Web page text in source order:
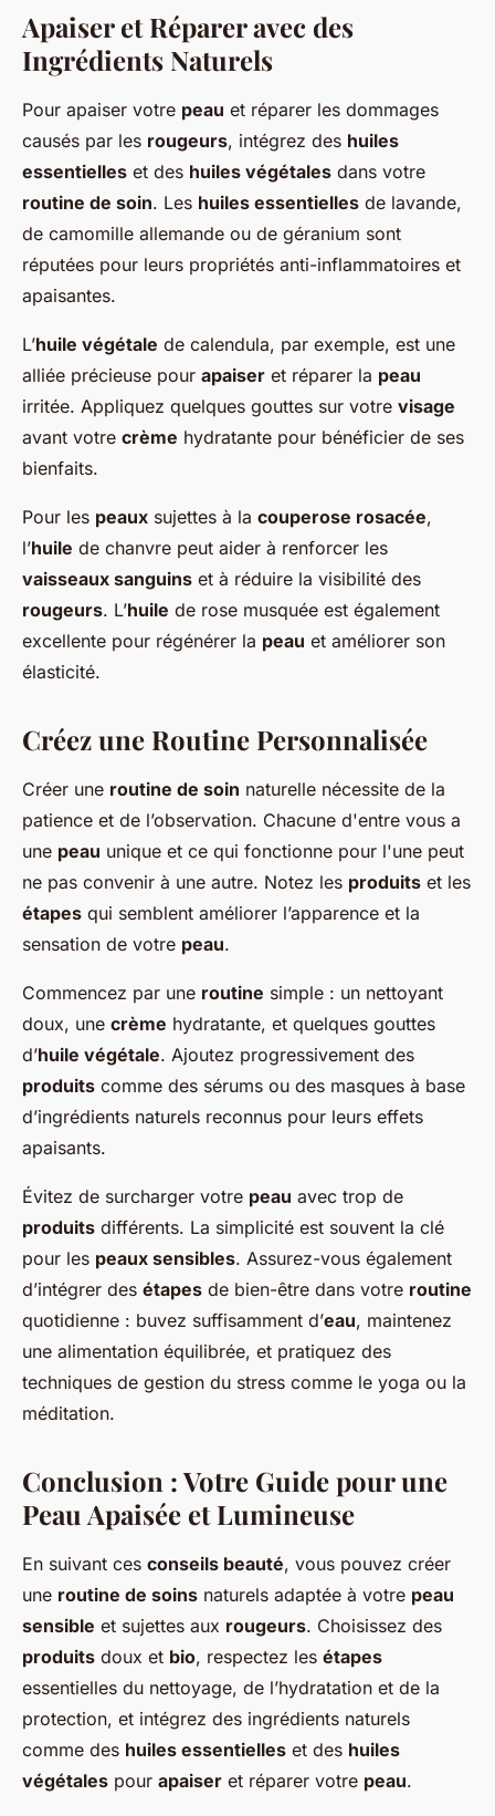
Apaiser et Réparer avec des
Ingrédients Naturels
Pour apaiser votre peau et réparer les dommages
causés par les rougeurs, intégrez des huiles
essentielles et des huiles végétales dans votre
routine de soin. Les huiles essentielles de lavande,
de camomille allemande ou de géranium sont
réputées pour leurs propriétés anti-inflammatoires et
apaisantes.
L’huile végétale de calendula, par exemple, est une
alliée précieuse pour apaiser et réparer la peau
irritée. Appliquez quelques gouttes sur votre visage
avant votre crème hydratante pour bénéficier de ses
bienfaits.
Pour les peaux sujettes à la couperose rosacée,
l’huile de chanvre peut aider à renforcer les
vaisseaux sanguins et à réduire la visibilité des
rougeurs. L’huile de rose musquée est également
excellente pour régénérer la peau et améliorer son
élasticité.
Créez une Routine Personnalisée
Créer une routine de soin naturelle nécessite de la
patience et de l’observation. Chacune d'entre vous a
une peau unique et ce qui fonctionne pour l'une peut
ne pas convenir à une autre. Notez les produits et les
étapes qui semblent améliorer l’apparence et la
sensation de votre peau.
Commencez par une routine simple : un nettoyant
doux, une crème hydratante, et quelques gouttes
d’huile végétale. Ajoutez progressivement des
produits comme des sérums ou des masques à base
d’ingrédients naturels reconnus pour leurs effets
apaisants.
Évitez de surcharger votre peau avec trop de
produits différents. La simplicité est souvent la clé
pour les peaux sensibles. Assurez-vous également
d’intégrer des étapes de bien-être dans votre routine
quotidienne : buvez suffisamment d’eau, maintenez
une alimentation équilibrée, et pratiquez des
techniques de gestion du stress comme le yoga ou la
méditation.
Conclusion : Votre Guide pour une
Peau Apaisée et Lumineuse
En suivant ces conseils beauté, vous pouvez créer
une routine de soins naturels adaptée à votre peau
sensible et sujettes aux rougeurs. Choisissez des
produits doux et bio, respectez les étapes
essentielles du nettoyage, de l’hydratation et de la
protection, et intégrez des ingrédients naturels
comme des huiles essentielles et des huiles
végétales pour apaiser et réparer votre peau.